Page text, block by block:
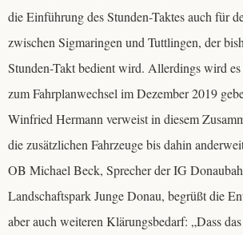
die Einführung des Stunden-Taktes auch für
zwischen Sigmaringen und Tuttlingen, der
Stunden-Takt bedient wird. Allerdings wird es
zum Fahrplanwechsel im Dezember 2019
Winfried Hermann verweist in diesem
die zusätzlichen Fahrzeuge bis dahin
OB Michael Beck, Sprecher der IG
Landschaftspark Junge Donau, begrüßt die
aber auch weiteren Klärungsbedarf: „Dass